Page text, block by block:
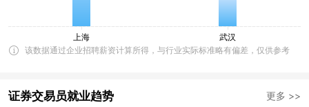
该数据通过企业招聘薪资计算所得，与行业实际标准略有偏差，仅供参考
证券交易员就业趋势 更多 >>